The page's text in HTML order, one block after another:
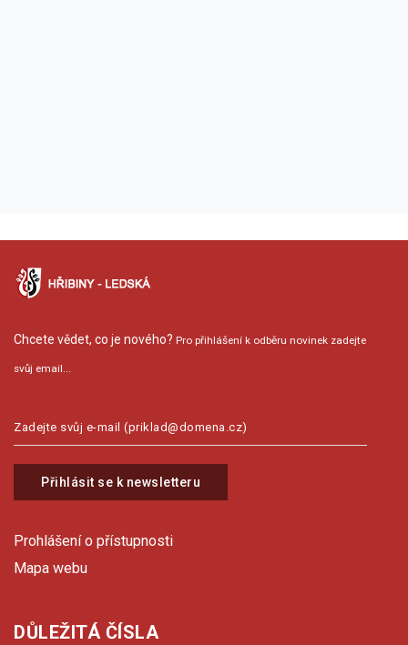
Chcete vědet, co je nového? Pro přihlášení k odběru novinek zadejte
svůj email...
Přihlásit se k newsletteru
Prohlášení o přístupnosti
Mapa webu
DŮLEŽITÁ ČÍSLA